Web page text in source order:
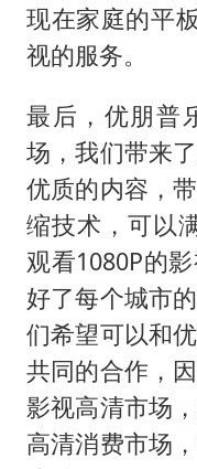
现在家庭的平
视的服务。
最后，优朋普
场，我们带来
优质的内容，
缩技术，可以
观看1080P的
好了每个城市
们希望可以和
共同的合作，
影视高清市场
高清消费市场